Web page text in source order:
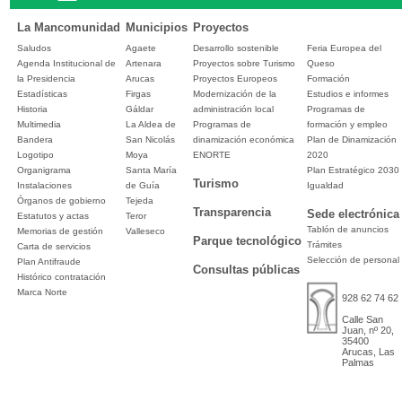
La Mancomunidad Municipios Proyectos
Saludos
Agenda Institucional de
la Presidencia
Estadísticas
Historia
Multimedia
Bandera
Logotipo
Organigrama
Instalaciones
Órganos de gobierno
Estatutos y actas
Memorias de gestión
Carta de servicios
Plan Antifraude
Histórico contratación
Marca Norte
Agaete
Artenara
Arucas
Firgas
Gáldar
La Aldea de
San Nicolás
Moya
Santa María
de Guía
Tejeda
Teror
Valleseco
Desarrollo sostenible
Proyectos sobre Turismo
Proyectos Europeos
Modernización de la
administración local
Programas de
dinamización económica
ENORTE
Turismo
Transparencia
Parque tecnológico
Consultas públicas
Feria Europea del
Queso
Formación
Estudios e informes
Programas de
formación y empleo
Plan de Dinamización
2020
Plan Estratégico 2030
Igualdad
Sede electrónica
Tablón de anuncios
Trámites
Selección de personal
928 62 74 62
Calle San
Juan, nº 20,
35400
Arucas, Las
Palmas